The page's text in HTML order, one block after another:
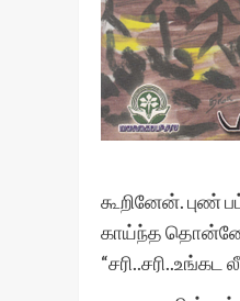
கூறினேன். புண்
காய்ந்த
“சரி..சரி..உங்கட